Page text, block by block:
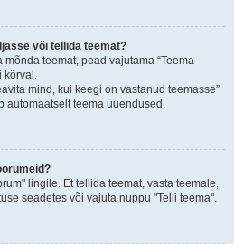
või tellida teemat?
teemat, pead vajutama “Teema
kõrval.
mind, kui keegi on vastanud teemasse”
automaatselt teema uuendused.
lingile. Et tellida teemat, vasta teemale,
seadetes või vajuta nuppu "Telli teema".